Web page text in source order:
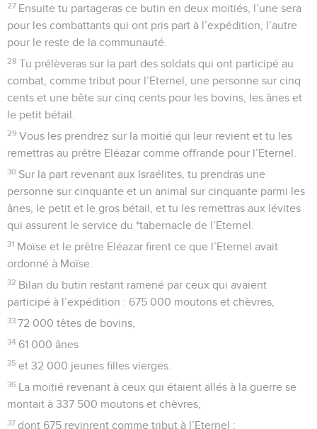
27 Ensuite tu partageras ce butin en deux moitiés, l’une sera
pour les combattants qui ont pris part à l’expédition, l’autre
pour le reste de la communauté.
28 Tu prélèveras sur la part des soldats qui ont participé au
combat, comme tribut pour l’Eternel, une personne sur cinq
cents et une bête sur cinq cents pour les bovins, les ânes et
le petit bétail.
29 Vous les prendrez sur la moitié qui leur revient et tu les
remettras au prêtre Eléazar comme offrande pour l’Eternel.
30 Sur la part revenant aux Israélites, tu prendras une
personne sur cinquante et un animal sur cinquante parmi les
ânes, le petit et le gros bétail, et tu les remettras aux lévites
qui assurent le service du *tabernacle de l’Eternel.
31 Moïse et le prêtre Eléazar firent ce que l’Eternel avait
ordonné à Moïse.
32 Bilan du butin restant ramené par ceux qui avaient
participé à l’expédition : 675 000 moutons et chèvres,
33 72 000 têtes de bovins,
34 61 000 ânes
35 et 32 000 jeunes filles vierges.
36 La moitié revenant à ceux qui étaient allés à la guerre se
montait à 337 500 moutons et chèvres,
37 dont 675 revinrent comme tribut à l’Eternel ;